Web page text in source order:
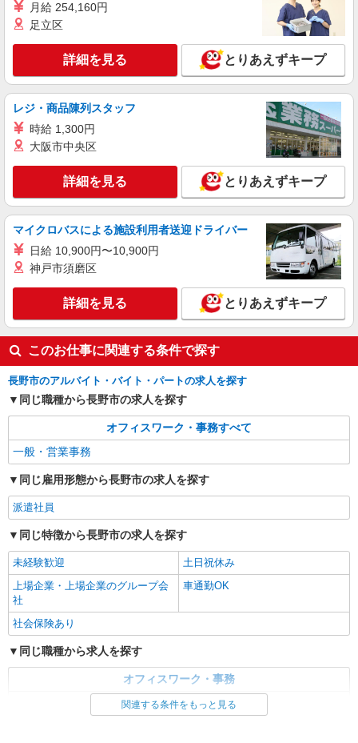
長野県長野市／最寄駅：長野駅 ≪車通勤可
キープ 詳細を見る
パーソルテンプスタッフ株式会社 上信コーディネートセンター（長
野）/26-0596065
9月開始★［経験者歓迎！高時給1400円☆］土
日祝休み◎医療事務のお仕事◎
時給1400円
長野県長野市／最寄駅：安茂里駅、長野駅
≪車通勤可≫ ■ご自身で駐車場をご用意いただけ
れば車通勤もOK
キープ 詳細を見る
月給 254,160円
足立区
詳細を見る とりあえずキープ
レジ・商品陳列スタッフ
時給 1,300円
大阪市中央区
詳細を見る とりあえずキープ
マイクロバスによる施設利用者送迎ドライバー
日給 10,900円〜10,900円
神戸市須磨区
詳細を見る とりあえずキープ
このお仕事に関連する条件で探す
長野市のアルバイト・バイト・パートの求人を探す
同じ職種から長野市の求人を探す
オフィスワーク・事務すべて
一般・営業事務
同じ雇用形態から長野市の求人を探す
派遣社員
同じ特徴から長野市の求人を探す
未経験歓迎
土日祝休み
上場企業・上場企業のグループ会
社
車通勤OK
社会保険あり
同じ職種から求人を探す
オフィスワーク・事務
関連する条件をもっと見る